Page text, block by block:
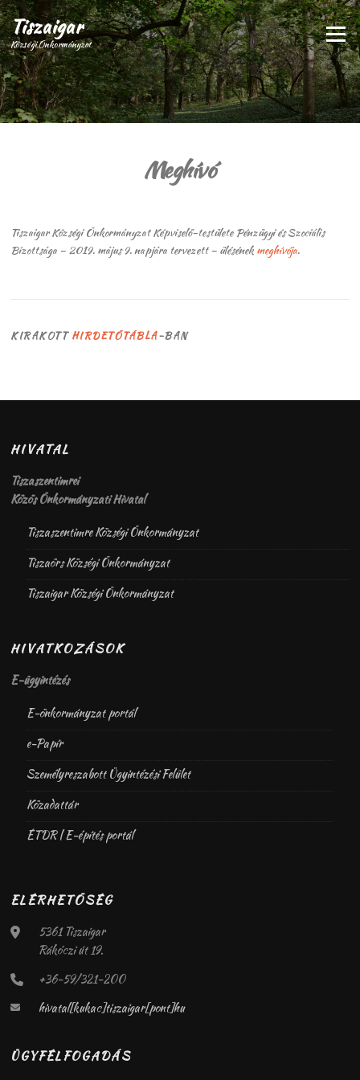
Ugrás
a
tartalomra
Tiszaigar
Községi Önkormányzat
Menü
Meghívó
Tiszaigar Községi Önkormányzat Képviselő-testülete Pénzügyi és Szociális
Bizottsága – 2019. május 9. napjára tervezett – ülésének meghívója.
KIRAKOTT HIRDETŐTÁBLA-BAN
HIVATAL
Tiszaszentimrei
Közös Önkormányzati Hivatal
Tiszaszentimre Községi Önkormányzat
Tiszaörs Községi Önkormányzat
Tiszaigar Községi Önkormányzat
HIVATKOZÁSOK
E-ügyintézés
E-önkormányzat portál
e-Papír
Személyreszabott Ügyintézési Felület
Közadattár
ÉTDR | E-építés portál
ELÉRHETŐSÉG
5361 Tiszaigar
Rákóczi út 19.
+36-59/321-200
hivatal[kukac]tiszaigar[pont]hu
ÜGYFÉLFOGADÁS